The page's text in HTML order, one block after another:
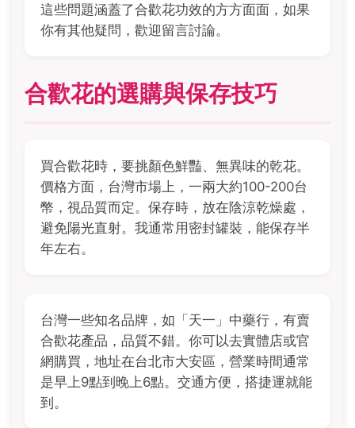
這些問題涵蓋了合歡花功效的方方面面，如果
你有其他疑問，歡迎留言討論。
合歡花的選購與保存技巧
買合歡花時，要挑顏色鮮豔、無異味的乾花。
價格方面，台灣市場上，一兩大約100-200台
幣，視品質而定。保存時，放在陰涼乾燥處，
避免陽光直射。我通常用密封罐裝，能保存半
年左右。
台灣一些知名品牌，如「天一」中藥行，有賣
合歡花產品，品質不錯。你可以去實體店或官
網購買，地址在台北市大安區，營業時間通常
是早上9點到晚上6點。交通方便，搭捷運就能
到。